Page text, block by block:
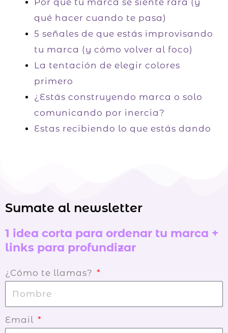
Por qué tu marca se siente rara (y
qué hacer cuando te pasa)
5 señales de que estás improvisando
tu marca (y cómo volver al foco)
La tentación de elegir colores
primero
¿Estás construyendo marca o solo
comunicando por inercia?
Estas recibiendo lo que estás dando
Sumate al newsletter
1 idea corta para ordenar tu marca +
links para profundizar
¿Cómo te llamas?
Email